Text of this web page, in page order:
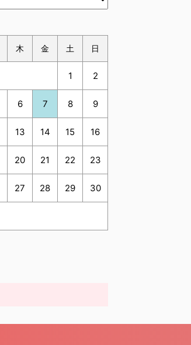
木 金 土 日
1 2
6 7 8 9
13 14 15 16
20 21 22 23
27 28 29 30